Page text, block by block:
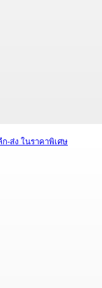
-ส่ง ในราคาพิเศษ